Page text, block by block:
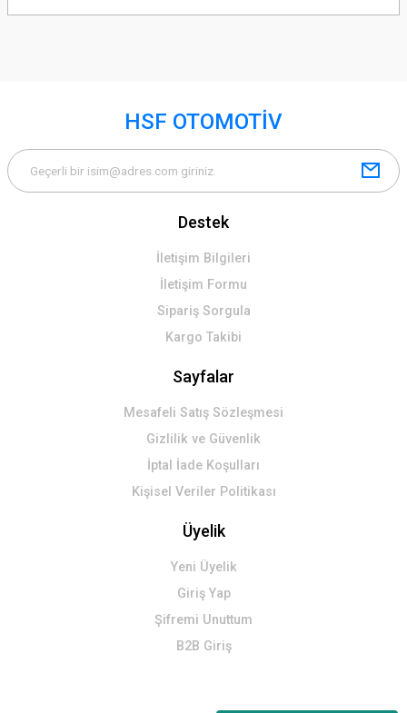
HSF OTOMOTİV
Destek
İletişim Bilgileri
İletişim Formu
Sipariş Sorgula
Kargo Takibi
Sayfalar
Mesafeli Satış Sözleşmesi
Gizlilik ve Güvenlik
İptal İade Koşulları
Kişisel Veriler Politikası
Üyelik
Yeni Üyelik
Giriş Yap
Şifremi Unuttum
B2B Giriş